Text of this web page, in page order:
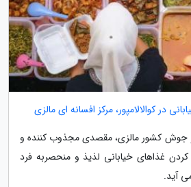
در کوالالامپور، مرکز افسانه ای مالزی
و جوش کشور مالزی، مقصدی مجذوب کننده و
کردن غذاهای خیابانی لذیذ و منحصربه فرد
آید.